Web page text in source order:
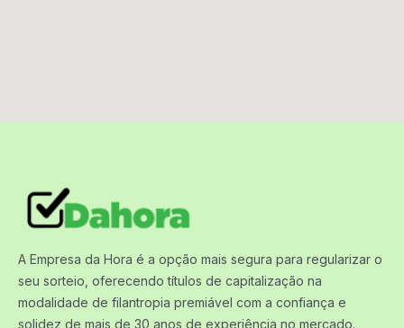
A Empresa da Hora é a opção mais segura para regularizar o
seu sorteio, oferecendo títulos de capitalização na
modalidade de filantropia premiável com a confiança e
solidez de mais de 30 anos de experiência no mercado.